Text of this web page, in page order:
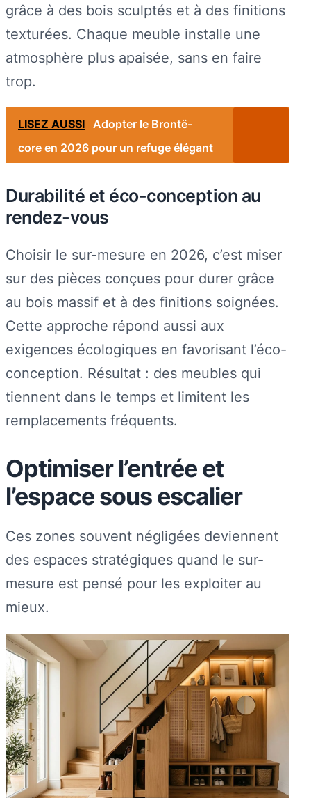
grâce à des bois sculptés et à des finitions
texturées. Chaque meuble installe une
atmosphère plus apaisée, sans en faire
trop.
LISEZ AUSSI
Adopter le Brontë-
core en 2026 pour un refuge élégant
Durabilité et éco-conception au
rendez-vous
Choisir le sur-mesure en 2026, c’est miser
sur des pièces conçues pour durer grâce
au bois massif et à des finitions soignées.
Cette approche répond aussi aux
exigences écologiques en favorisant l’éco-
conception. Résultat : des meubles qui
tiennent dans le temps et limitent les
remplacements fréquents.
Optimiser l’entrée et
l’espace sous escalier
Ces zones souvent négligées deviennent
des espaces stratégiques quand le sur-
mesure est pensé pour les exploiter au
mieux.